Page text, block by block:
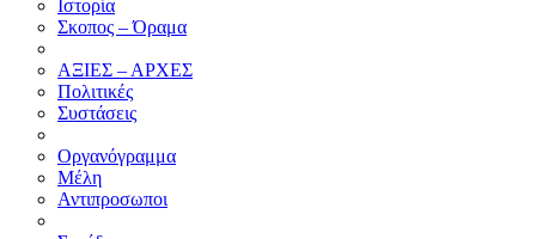
Ιστορία
Σκοπος – Όραμα
ΑΞΙΕΣ – ΑΡΧΕΣ
Πολιτικές
Συστάσεις
Οργανόγραμμα
Μέλη
Αντιπροσωποι